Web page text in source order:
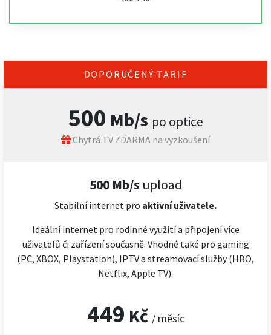
DOPORUČENÝ TARIF
500 Mb/s po optice
Chytrá TV ZDARMA na vyzkoušení
500 Mb/s upload
Stabilní internet pro aktivní uživatele.
Ideální internet pro rodinné využití a připojení více
uživatelů či zařízení současně. Vhodné také pro gaming
(PC, XBOX, Playstation), IPTV a streamovací služby (HBO,
Netflix, Apple TV).
449 Kč / měsíc